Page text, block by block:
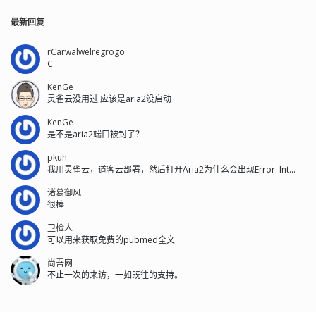
最新回复
rCarwalwelregrogo
C
KenGe
灵雀云没用过 应该是aria2没启动
KenGe
是不是aria2端口被封了？
pkuh
我用灵雀云，道客云部署，然后打开Aria2为什么会出现Error: Int...
诸葛御风
很棒
卫检人
可以用来获取免费的pubmed全文
尚吾网
不止一次的来访，一如既往的支持。